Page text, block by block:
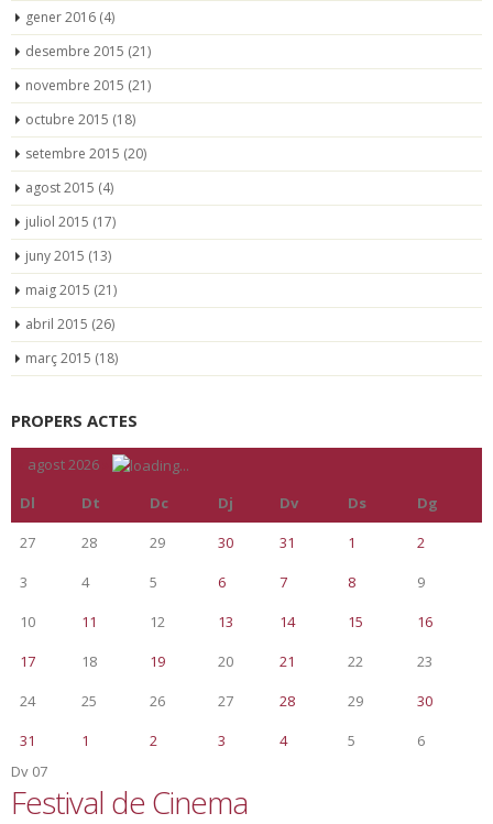
gener 2016 (4)
desembre 2015 (21)
novembre 2015 (21)
octubre 2015 (18)
setembre 2015 (20)
agost 2015 (4)
juliol 2015 (17)
juny 2015 (13)
maig 2015 (21)
abril 2015 (26)
març 2015 (18)
PROPERS ACTES
agost 2026
Dl
Dt Dc Dj Dv Ds
Dg
27
28 29 30 31 1
2
3
4 5 6 7 8
9
10
11 12 13 14 15
16
17
18 19 20 21 22
23
24
25 26 27 28 29
30
31
1 2 3 4 5
6
Dv 07
Festival de Cinema